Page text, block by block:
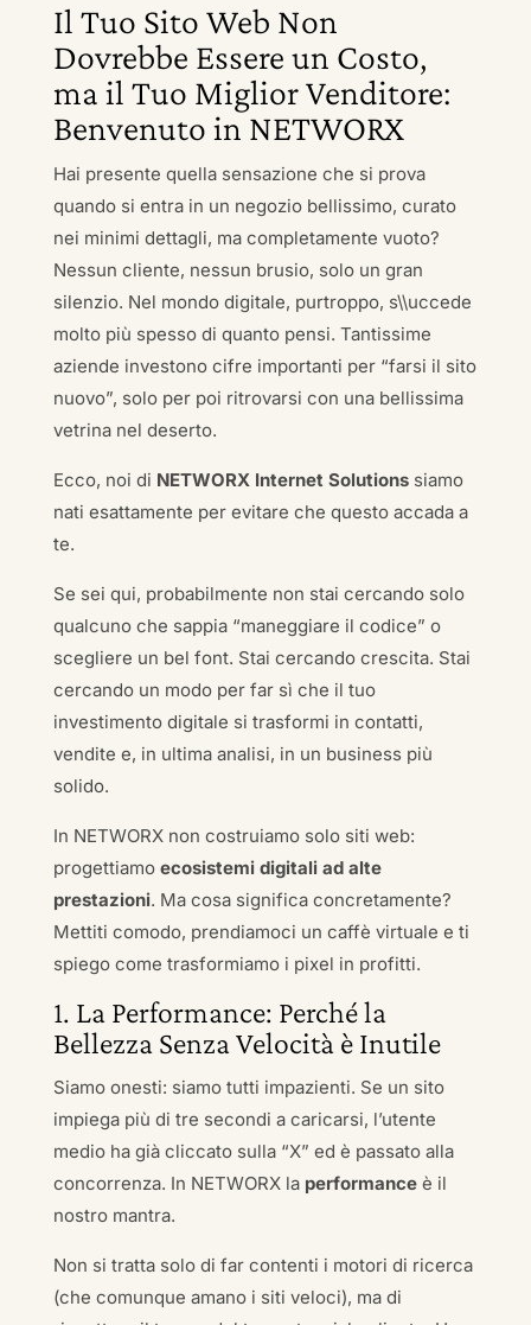
Il Tuo Sito Web Non
Dovrebbe Essere un Costo,
ma il Tuo Miglior Venditore:
Benvenuto in NETWORX
Hai presente quella sensazione che si prova
quando si entra in un negozio bellissimo, curato
nei minimi dettagli, ma completamente vuoto?
Nessun cliente, nessun brusio, solo un gran
silenzio. Nel mondo digitale, purtroppo, s\\uccede
molto più spesso di quanto pensi. Tantissime
aziende investono cifre importanti per “farsi il sito
nuovo”, solo per poi ritrovarsi con una bellissima
vetrina nel deserto.
Ecco, noi di NETWORX Internet Solutionssiamo
nati esattamente per evitare che questo accada a
te.
Se sei qui, probabilmente non stai cercando solo
qualcuno che sappia “maneggiare il codice” o
scegliere un bel font. Stai cercando crescita. Stai
cercando un modo per far sì che il tuo
investimento digitale si trasformi in contatti,
vendite e, in ultima analisi, in un business più
solido.
In NETWORX non costruiamo solo siti web:
progettiamo ecosistemi digitali ad alte
prestazioni. Ma cosa significa concretamente?
Mettiti comodo, prendiamoci un caffè virtuale e ti
spiego come trasformiamo i pixel in profitti.
1. La Performance: Perché la
Bellezza Senza Velocità è Inutile
Siamo onesti: siamo tutti impazienti. Se un sito
impiega più di tre secondi a caricarsi, l’utente
medio ha già cliccato sulla “X” ed è passato alla
concorrenza. In NETWORX la performanceè il
nostro mantra.
Non si tratta solo di far contenti i motori di ricerca
(che comunque amano i siti veloci), ma di